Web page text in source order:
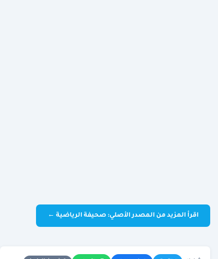
اقرأ المزيد من المصدر الأصلي: صحيفة الرياضية ←